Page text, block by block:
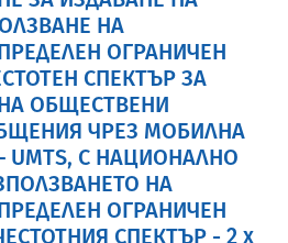
НА
ОГРАНИЧЕН
СПЕКТЪР ЗА
ОБЩЕСТВЕНИ
ЧРЕЗ МОБИЛНА
С НАЦИОНАЛНО
НА
ОГРАНИЧЕН
СПЕКТЪР - 2 х